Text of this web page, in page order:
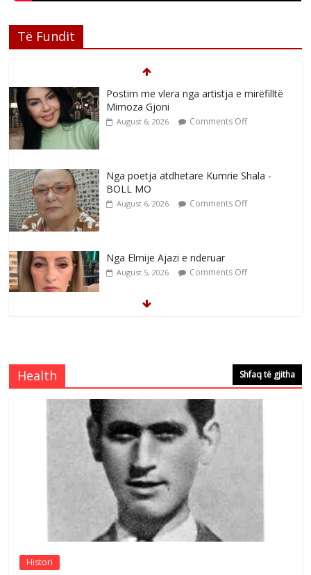
Të Fundit
Postim me vlera nga artistja e mirëfilltë
Mimoza Gjoni
August 6, 2026 Comments Off
Nga poetja atdhetare Kumrie Shala -
BOLL MO
August 6, 2026 Comments Off
Nga Elmije Ajazi e nderuar
August 5, 2026 Comments Off
Comments Off
Çlirimtari Mentor Mushkolaj nderohet
me mirenjohje nga Xhevdet Qeriqi Dega
e invalidëve në Fushë Kosovë
August 4, 2026 Comments Off
Sulm , pse të dua ty
August 8, 2026 Comments Off
Health Shfaq të gjitha
Histori